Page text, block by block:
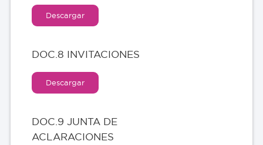
Descargar
DOC.8 INVITACIONES
Descargar
DOC.9 JUNTA DE
ACLARACIONES